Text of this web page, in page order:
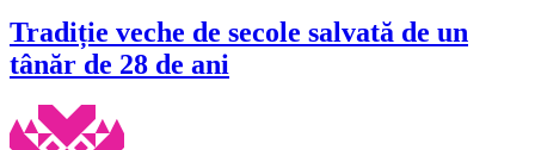
Tradiție veche de secole salvată de un
tânăr de 28 de ani